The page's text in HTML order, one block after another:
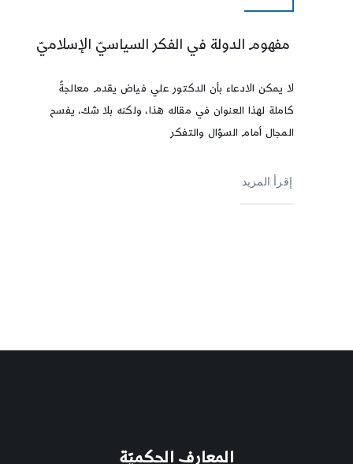
مفهوم الدولة في الفكر السياسيّ الإسلاميّ
لا يمكن الادعاء بأن الدكتور علي فياض يقدم معالجةً
كاملة لهذا العنوان في مقاله هذا، ولكنه بلا شك، يفسح
المجال أمام السؤال والتفكر
إقرأ المزيد
المعارف الحكميّة